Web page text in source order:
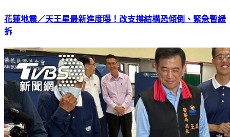
花蓮地震／天王星最新進度曝！改支撐結構恐傾倒、緊急暫緩
拆